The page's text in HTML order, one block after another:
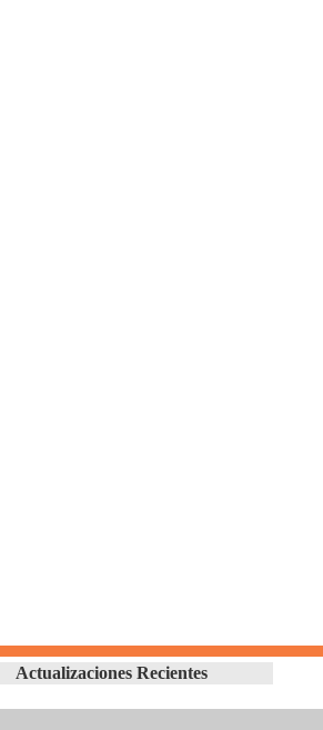
Actualizaciones Recientes